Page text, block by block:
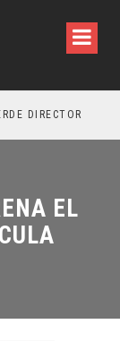
DIRECTOR
EL